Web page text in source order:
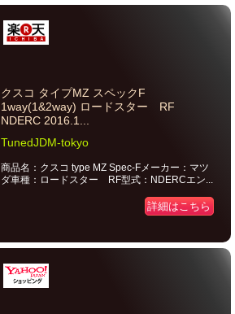
クスコ タイプMZ スペックF
1way(1&2way) ロードスター RF
NDERC 2016.1...
TunedJDM-tokyo
商品名：クスコ type MZ Spec-Fメーカー：マツ
ダ車種：ロードスター RF型式：NDERCエン...
詳細はこちら